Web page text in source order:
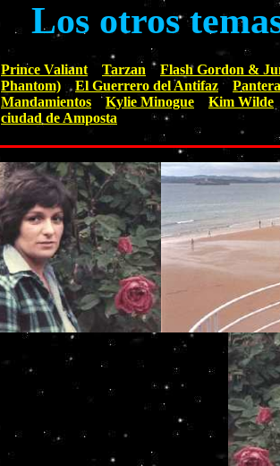
Los otros
Prince Valiant Tarzan
Flash Gordon &
Phantom)
El Guerrero del Antifaz
Mandamientos
Kylie Minogue
Kim Wilde
ciudad de Amposta